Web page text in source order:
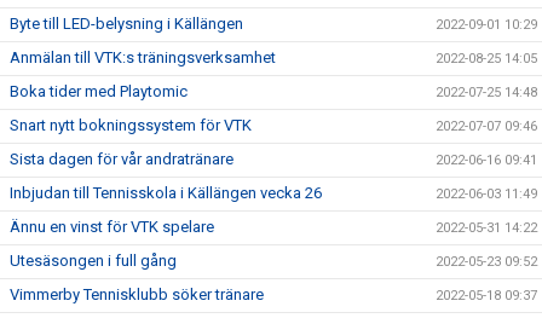
Byte till LED-belysning i Källängen 2022-09-01 10:29
Anmälan till VTK:s träningsverksamhet 2022-08-25 14:05
Boka tider med Playtomic 2022-07-25 14:48
Snart nytt bokningssystem för VTK 2022-07-07 09:46
Sista dagen för vår andratränare 2022-06-16 09:41
Inbjudan till Tennisskola i Källängen vecka 26 2022-06-03 11:49
Ännu en vinst för VTK spelare 2022-05-31 14:22
Utesäsongen i full gång 2022-05-23 09:52
Vimmerby Tennisklubb söker tränare 2022-05-18 09:37